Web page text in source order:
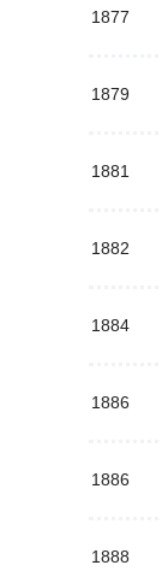
1877
1879
1881
1882
1884
1886
1886
1888